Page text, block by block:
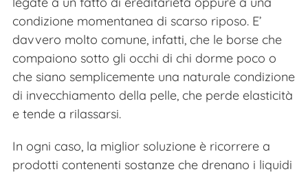
condizione momentanea di scarso riposo. E’
davvero molto comune, infatti, che le borse che
compaiono sotto gli occhi di chi dorme poco o
che siano semplicemente una naturale condizione
di invecchiamento della pelle, che perde elasticità
e tende a rilassarsi.
In ogni caso, la miglior soluzione è ricorrere a
prodotti contenenti sostanze che drenano i liquidi